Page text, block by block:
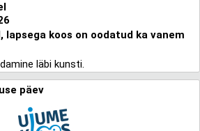
lapsega koos on oodatud ka vanem
läbi kunsti.
päev